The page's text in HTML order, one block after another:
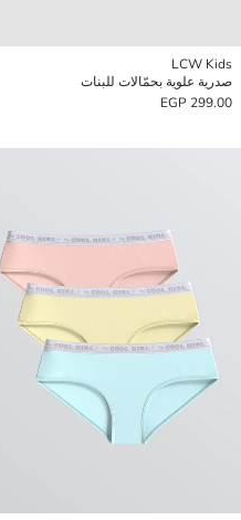
LCW Kids
صدرية علوية بحمّالات للبنات
299.00 EGP